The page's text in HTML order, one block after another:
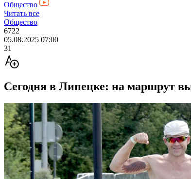
Общество
Читать все
Общество
6722
05.08.2025 07:00
31
Сегодня в Липецке: на маршрут